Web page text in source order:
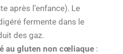
après l’enfance). Le
fermente dans le
des gaz.
au gluten non cœliaque :